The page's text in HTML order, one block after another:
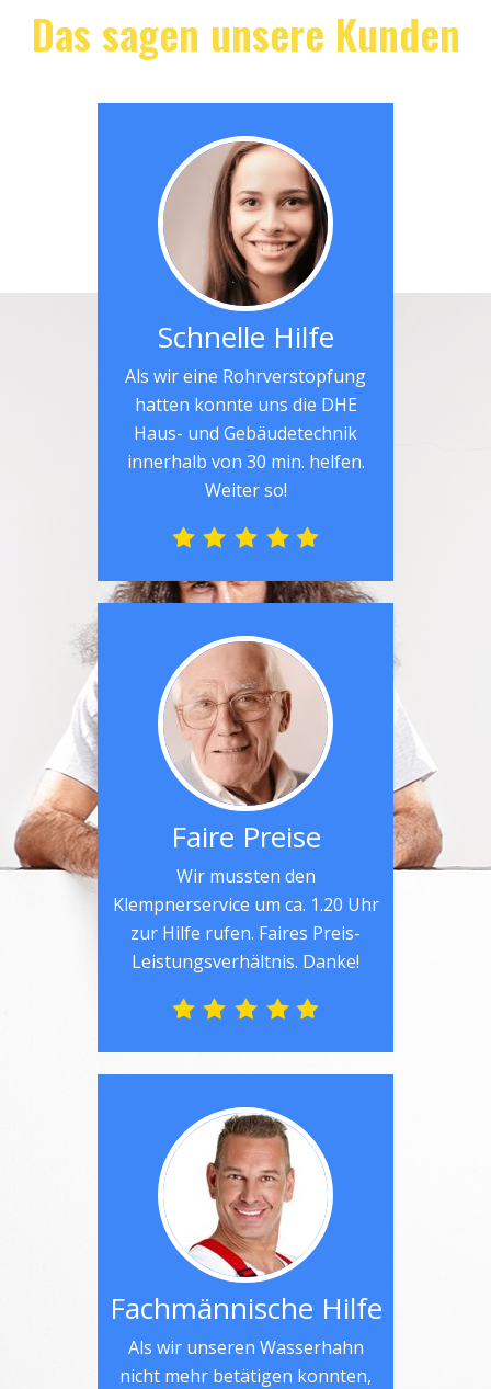
Das sagen unsere Kunden
Schnelle Hilfe
Als wir eine Rohrverstopfung
hatten konnte uns die DHE
Haus- und Gebäudetechnik
innerhalb von 30 min. helfen.
Weiter so!
Faire Preise
Wir mussten den
Klempnerservice um ca. 1.20 Uhr
zur Hilfe rufen. Faires Preis-
Leistungsverhältnis. Danke!
Fachmännische Hilfe
Als wir unseren Wasserhahn
nicht mehr betätigen konnten,